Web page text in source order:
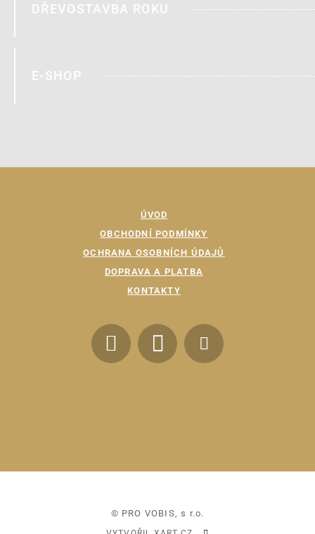
DŘEVOSTAVBA ROKU
E-SHOP
ÚVOD
OBCHODNÍ PODMÍNKY
OCHRANA OSOBNÍCH ÚDAJŮ
DOPRAVA A PLATBA
KONTAKTY
© PRO VOBIS, s r.o.